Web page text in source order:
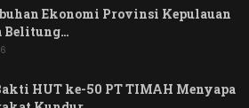
Ekonomi Provinsi Kepulauan
Belitung…
HUT ke-50 PT TIMAH Menyapa